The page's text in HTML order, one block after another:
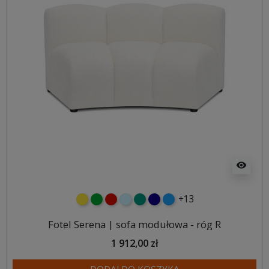
visibility
żółtyzielonyczerwony
błękitnyturkusowy
granatowy
niebieski
+13
Fotel Serena | sofa modułowa - róg R
1 912,00 zł